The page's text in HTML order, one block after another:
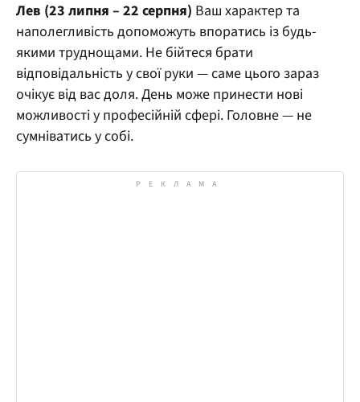
Лев (23 липня – 22 серпня) Ваш характер та
наполегливість допоможуть впоратись із будь-
якими труднощами. Не бійтеся брати
відповідальність у свої руки — саме цього зараз
очікує від вас доля. День може принести нові
можливості у професійній сфері. Головне — не
сумніватись у собі.